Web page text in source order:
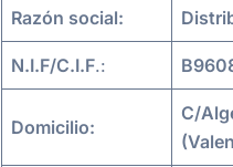
Razón social:
N.I.F/C.I.F.:
Domicilio:
C/
(